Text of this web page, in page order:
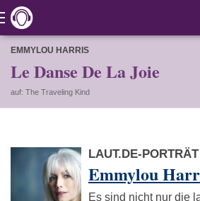
EMMYLOU HARRIS
Le Danse De La Joie
auf: The Traveling Kind
LAUT.DE-PORTRÄT
Emmylou
Es sind nicht nur die